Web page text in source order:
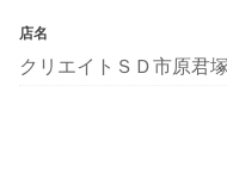
店名
クリエイトＳＤ市原君